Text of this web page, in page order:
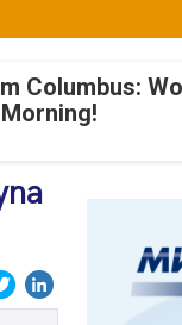
Columbus: